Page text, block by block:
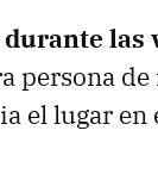
las
persona
el lugar en